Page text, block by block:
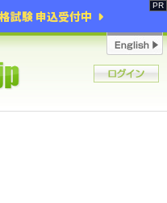
試験 申込受付中